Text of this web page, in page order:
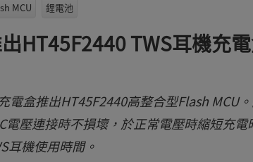
MCU 鋰電池
HT45F2440 TWS耳機充
電盒推出HT45F2440高整合型Flash MCU
電壓連接時不損壞，於正常電壓時縮短充
耳機使用時間。